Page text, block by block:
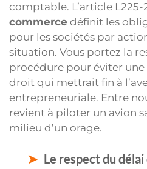
comptable. L’article L225-
commerce définit les
pour les sociétés par
situation. Vous portez la
procédure pour éviter
droit qui mettrait fin à
entrepreneuriale. Entre
revient à piloter un avion
milieu d’un orage.
Le respect du